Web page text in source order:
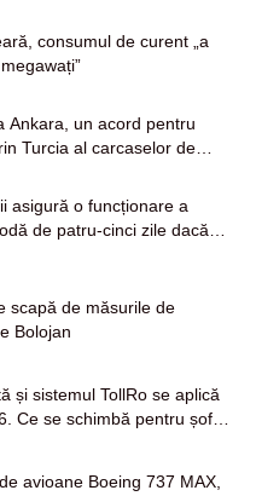
consumul de curent „a
Ankara, un acord pentru
Turcia al carcaselor de
asigură o funcționare a
de patru-cinci zile dacă
scapă de măsurile de
Bolojan
și sistemul TollRo se aplică
Ce se schimbă pentru șoferi
avioane Boeing 737 MAX,